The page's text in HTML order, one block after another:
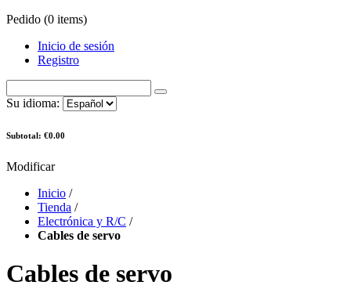
Pedido (0 items)
Inicio de sesión
Registro
Su idioma:
Subtotal: €0.00
Modificar
Inicio /
Tienda /
Electrónica y R/C /
Cables de servo
Cables de servo